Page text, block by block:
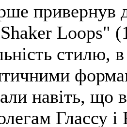
привернув
Loops"
стилю,
навіть, що
Глассу